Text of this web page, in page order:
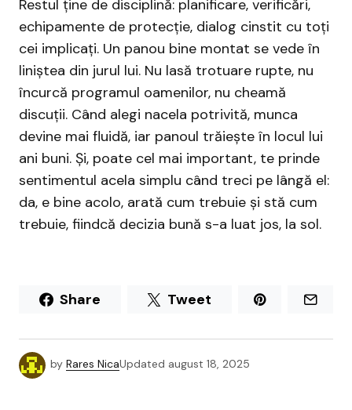
Restul ține de disciplină: planificare, verificări,
echipamente de protecție, dialog cinstit cu toți
cei implicați. Un panou bine montat se vede în
liniștea din jurul lui. Nu lasă trotuare rupte, nu
încurcă programul oamenilor, nu cheamă
discuții. Când alegi nacela potrivită, munca
devine mai fluidă, iar panoul trăiește în locul lui
ani buni. Și, poate cel mai important, te prinde
sentimentul acela simplu când treci pe lângă el:
da, e bine acolo, arată cum trebuie și stă cum
trebuie, fiindcă decizia bună s-a luat jos, la sol.
Share Tweet
by Rares NicaUpdated august 18, 2025